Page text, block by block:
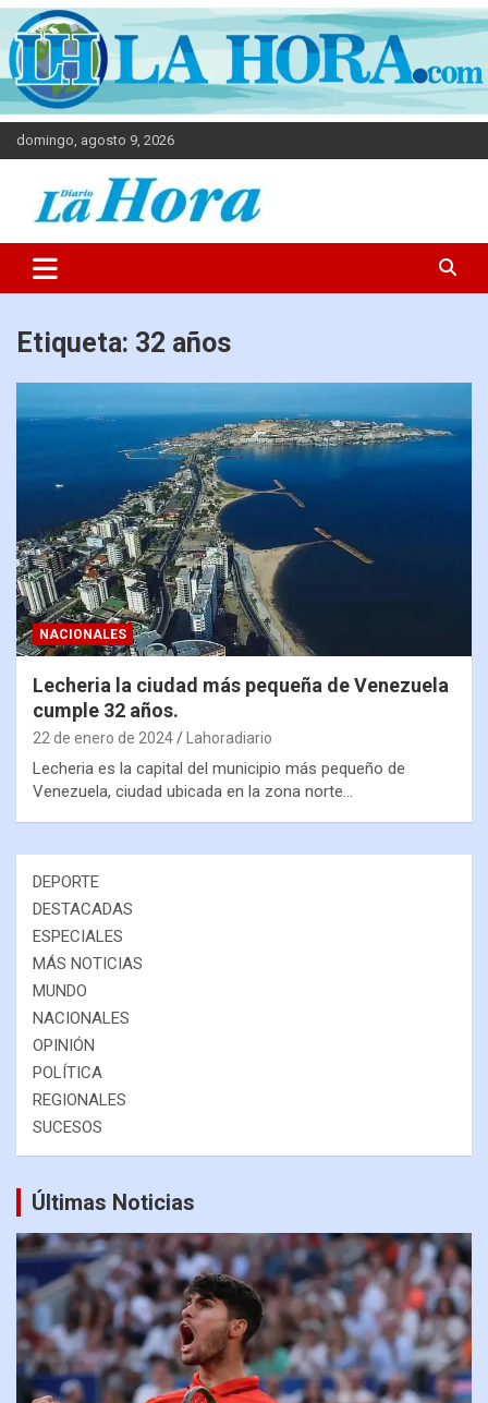
domingo, agosto 9, 2026
Diario La Hora
Etiqueta: 32 años
NACIONALES
Lecheria la ciudad más pequeña de Venezuela
cumple 32 años.
22 de enero de 2024 Lahoradiario
Lecheria es la capital del municipio más pequeño de
Venezuela, ciudad ubicada en la zona norte…
DEPORTE
DESTACADAS
ESPECIALES
MÁS NOTICIAS
MUNDO
NACIONALES
OPINIÓN
POLÍTICA
REGIONALES
SUCESOS
Últimas Noticias